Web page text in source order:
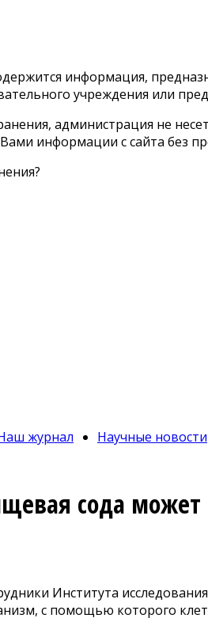
информация,
учреждения или
администрация не
информации с сайта без
журнал Научные новости
сода
Института
с помощью которого